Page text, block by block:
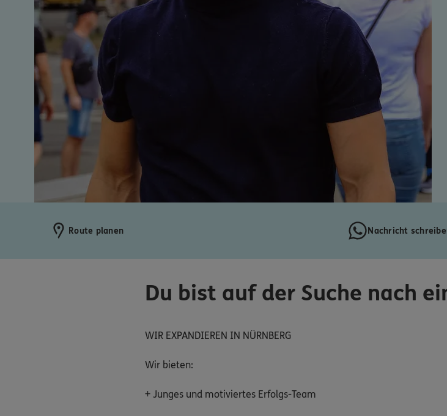
Route planen Nachricht
Du bist auf der Suche nach
WIR EXPANDIEREN IN NÜRNBERG
Wir bieten:
+ Junges und motiviertes Erfolgs-Team